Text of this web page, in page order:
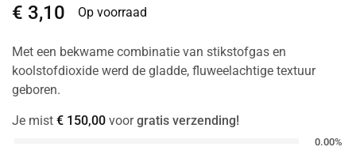
€ 3,10 Op voorraad
Met een bekwame combinatie van stikstofgas en
koolstofdioxide werd de gladde, fluweelachtige textuur
geboren.
Je mist € 150,00 voorgratis verzending!
0.00%